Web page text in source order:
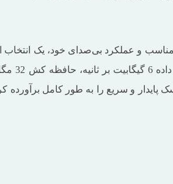
مناسب و عملکرد بی‌صدای خود، یک
پایدار و سریع را به‌ طور کامل